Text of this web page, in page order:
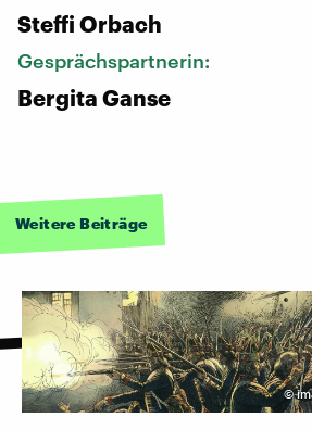
Steffi Orbach
Gesprächspartnerin:
Bergita Ganse
Weitere Beiträge
©